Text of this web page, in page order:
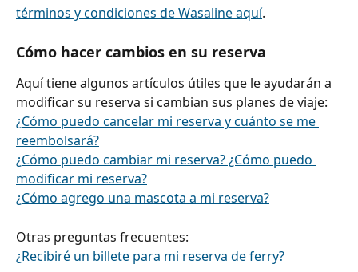
términos y condiciones de Wasaline aquí.
Cómo hacer cambios en su reserva
Aquí tiene algunos artículos útiles que le ayudarán a
modificar su reserva si cambian sus planes de viaje:
¿Cómo puedo cancelar mi reserva y cuánto se me
reembolsará?
¿Cómo puedo cambiar mi reserva? ¿Cómo puedo
modificar mi reserva?
¿Cómo agrego una mascota a mi reserva?
Otras preguntas frecuentes:
¿Recibiré un billete para mi reserva de ferry?